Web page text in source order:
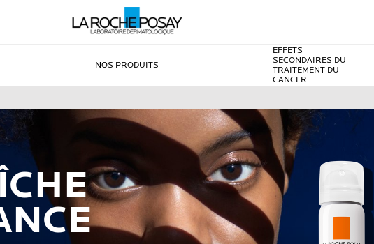
NOS PRODUITS
EFFETS
SECONDAIRES DU
TRAITEMENT DU
CANCER